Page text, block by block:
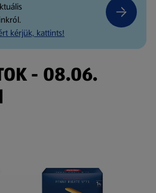
kérjük, kattints!
- 08.06.